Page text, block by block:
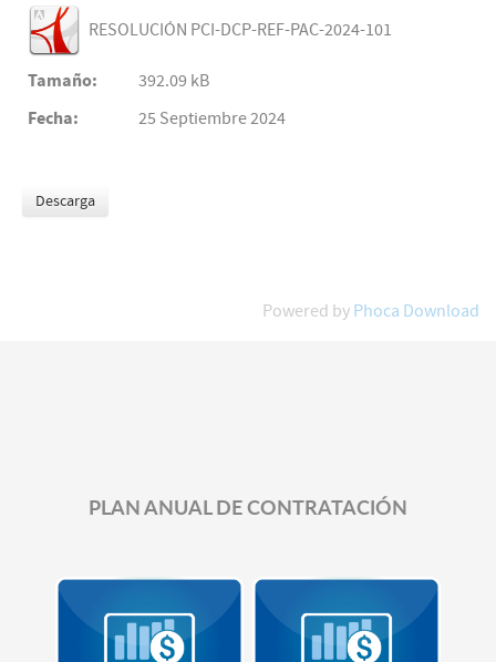
RESOLUCIÓN PCI-DCP-REF-PAC-2024-101
Tamaño:
392.09 kB
Fecha:
25 Septiembre 2024
Powered by Phoca Download
PLAN ANUAL DE CONTRATACIÓN